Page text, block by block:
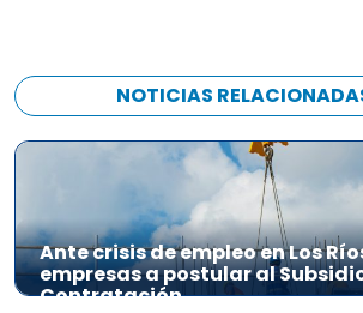
NOTICIAS
Ante crisis de empleo en Los
empresas a postular al
Contratación